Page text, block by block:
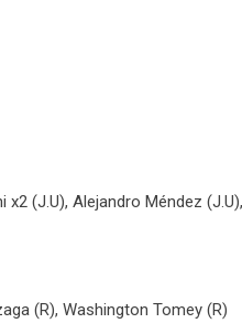
(J.U), Alejandro Méndez
(R), Washington Tomey (R)